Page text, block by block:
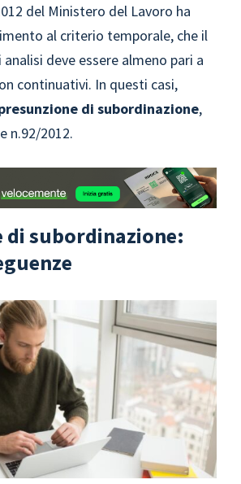
del Ministero del Lavoro ha
al criterio temporale, che il
deve essere almeno pari a
continuativi. In questi casi,
di subordinazione,
n.92/2012.
di subordinazione: